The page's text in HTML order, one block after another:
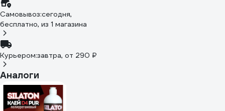
Самовывоз:сегодня,
бесплатно, из 1 магазина
Курьером:завтра, от 290 ₽
Аналоги